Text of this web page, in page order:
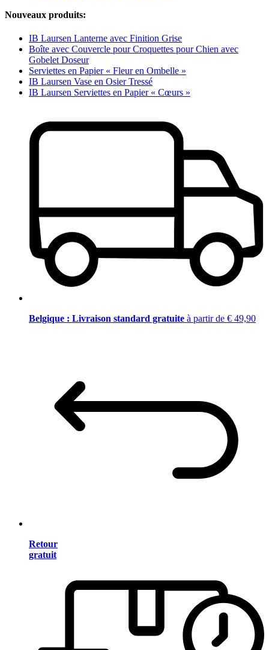
Nouveaux produits:
IB Laursen Lanterne avec Finition Grise
Boîte avec Couvercle pour Croquettes pour Chien avec
Gobelet Doseur
Serviettes en Papier « Fleur en Ombelle »
IB Laursen Vase en Osier Tressé
IB Laursen Serviettes en Papier « Cœurs »
Belgique : Livraison standard gratuite à partir de € 49,90
Retour
gratuit